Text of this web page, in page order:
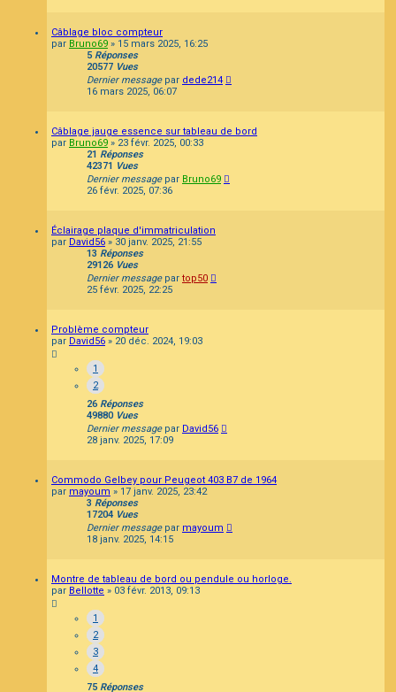
Câblage bloc compteur
par Bruno69 » 15 mars 2025, 16:25
5 Réponses
20577 Vues
Dernier message par dede214
16 mars 2025, 06:07
Câblage jauge essence sur tableau de bord
par Bruno69 » 23 févr. 2025, 00:33
21 Réponses
42371 Vues
Dernier message par Bruno69
26 févr. 2025, 07:36
Éclairage plaque d'immatriculation
par David56 » 30 janv. 2025, 21:55
13 Réponses
29126 Vues
Dernier message par top50
25 févr. 2025, 22:25
Problème compteur
par David56 » 20 déc. 2024, 19:03
1
2
26 Réponses
49880 Vues
Dernier message par David56
28 janv. 2025, 17:09
Commodo Gelbey pour Peugeot 403 B7 de 1964
par mayoum » 17 janv. 2025, 23:42
3 Réponses
17204 Vues
Dernier message par mayoum
18 janv. 2025, 14:15
Montre de tableau de bord ou pendule ou horloge.
par Bellotte » 03 févr. 2013, 09:13
1
2
3
4
75 Réponses